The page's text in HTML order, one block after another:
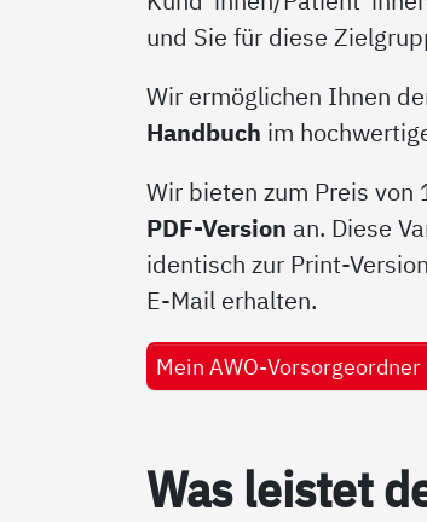
und Sie für diese
Wir ermöglichen Ihnen
Handbuch im
Wir bieten zum Preis
PDF-Version an. Diese
identisch zur Print-
E-Mail erhalten.
Mein AWO-
Was leis­tet